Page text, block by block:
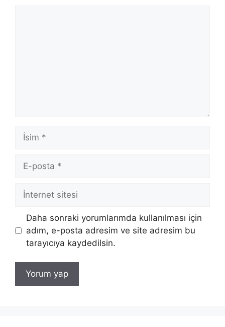
İsim
posta
İnternet
sitesi
Daha sonraki yorumlarımda kullanılması için
adım, e-posta adresim ve site adresim bu
tarayıcıya kaydedilsin.